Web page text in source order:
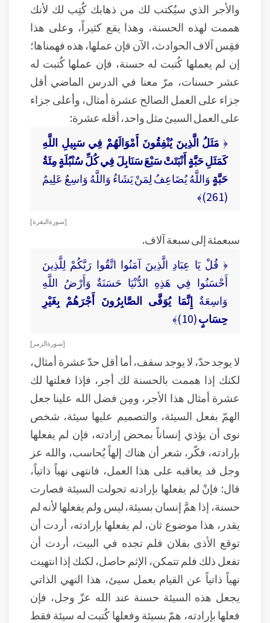
والأجر الذي سيُكتب لك من ذهابك كُتِب لك لأنك
هممت لهذه الحسنة، وهذا يقع كثيراً، وعلى هذا
فقِس آلاف الحوادث، الآن فإن عملها، هذه فهمناها؛
إن لم يعملها كُتبت له حسنة، فإن عملها كُتبت له
عشر حسنات، مرّ معنا في الدرس الماضي أقل
جزاء على العمل الصالح عشرة أمثال، وأعلى جزاء
على العمل السيئ مثل واحد، أقله عشرة:
﴿ مَثَلُ الَّذِينَ يُنْفِقُونَ أَمْوَالَهُمْ فِي سَبِيلِ اللَّهِ
كَمَثَلِ حَبَّةٍ أَنْبَتَتْ سَبْعَ سَنَابِلَ فِي كُلِّ سُنْبُلَةٍ مِئَةُ
حَبَّةٍوَاللَّهُ يُضَاعِفُ لِمَنْ يَشَاءُ وَاللَّهُ وَاسِعٌ عَلِيمٌ
(261)﴾
[ سورة البقرة ]
سبعمئة إلى سبعة آلاف.
﴿ قُلْ يَا عِبَادِ الَّذِينَ آمَنُوا اتَّقُوا رَبَّكُمْ لِلَّذِينَ
أَحْسَنُوا فِي هَذِهِ الدُّنْيَا حَسَنَةٌ وَأَرْضُ اللَّهِ
وَاسِعَةٌ إِنَّمَا يُوَفَّى الصَّابِرُونَ أَجْرَهُمْ بِغَيْرِ
حِسَابٍ(10)﴾
[ سورة الزمر ]
لا يوجد حدّ، لا يوجد سقف، أما أقل حدّ عشرة أمثال،
لكنك إذا هممت بالحسنة لك أجر، فإذا فعلتها لك
عشرة أمثال هذا الأجر، ومِن فضل الله علينا جعل
الهمّ بفعل السيئة، والتصميم عليها سيئة، شخص
نوى أن يؤذي إنساناً بمحض إرادته، فإن لم يفعلها
بإرادته، فكّر، شعر أن هناك إلهاً يُحاسب، والله عز
وجل قد يعاقبه على هذا العمل، فانتهى نهياً ذاتياً،
قال: فإنْ لم يفعلها بإرادته تحولت السيئة فصارت
حسنة، إذا همَّ إنسان بسيئة، ليس ولم يفعلها لأنه لم
يقدر، هذا موضوع ثان، لم يفعلها بإرادته، أردت أن
توقع الأذى بفلان فلم تجده في البيت، أردت أن
تفعل ذلك فلم تتمكن، الإثم حاصل، لكنك إذا انتهيت
نهياً ذاتياً عن القيام بعمل سيئ، هذا النهي الذاتي
يجعل هذه السيئة حسنة عند الله عزّ وجل، فإن
فعلها بإرادته، همّ بسيئة وفعلها كُتبت له سيئة فقط